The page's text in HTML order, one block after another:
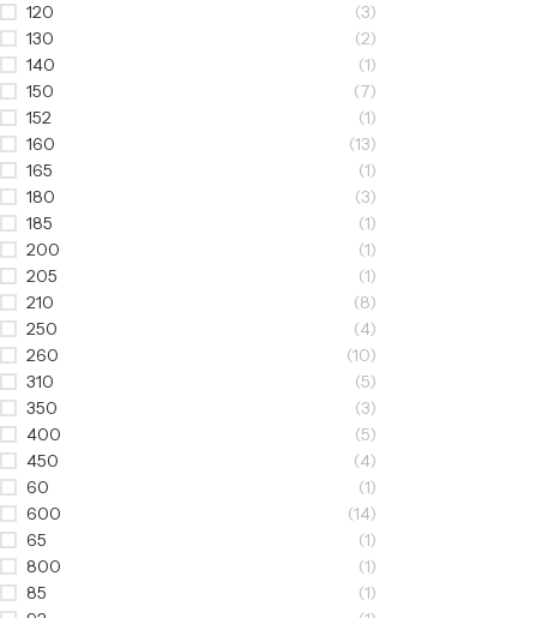
120
(3)
130
(2)
140
(1)
150
(7)
152
(1)
160
(13)
165
(1)
180
(3)
185
(1)
200
(1)
205
(1)
210
(8)
250
(4)
260
(10)
310
(5)
350
(3)
400
(5)
450
(4)
60
(1)
600
(14)
65
(1)
800
(1)
85
(1)